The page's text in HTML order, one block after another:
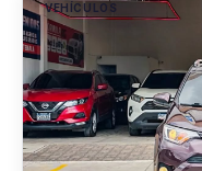
VEHÍCULOS